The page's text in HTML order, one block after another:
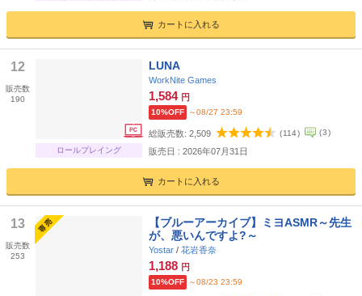
カートに入れる
12
販売数
190
ロールプレイング
LUNA
WorkNite Games
1,584 円
10%OFF ～08/27 23:59
総販売数: 2,509 (114) (3)
販売日 : 2026年07月31日
カートに入れる
13
販売数
253
【ブルーアーカイブ】ミヨASMR～先生
が、悪いんですよ?～
Yostar / 花岩香奈
1,188 円
10%OFF ～08/23 23:59